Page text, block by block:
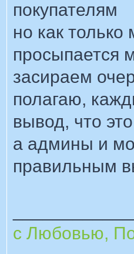
покупателям
но как
просыпается
засираем
полагаю,
вывод, что
а админы и
правильным
с Любовью,